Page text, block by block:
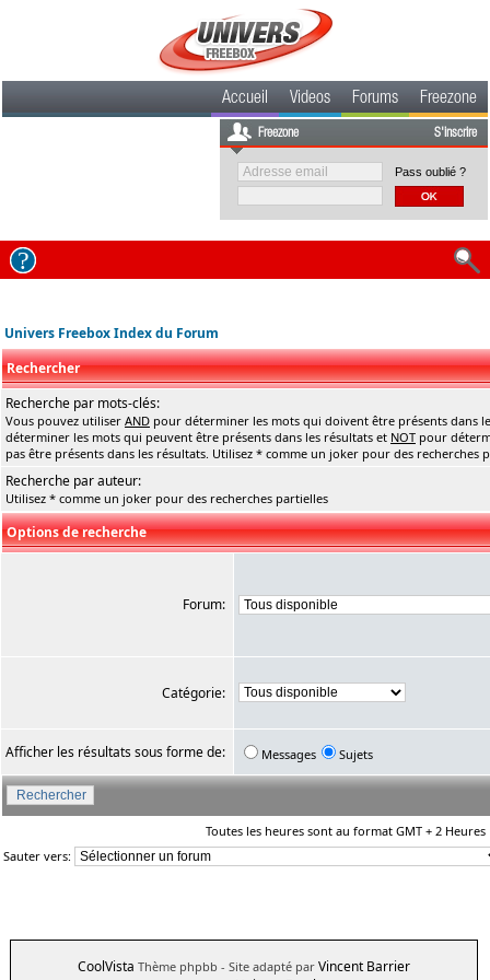
Accueil Videos Forums Freezone
Freezone S'inscrire
Pass oublié ?
Univers Freebox Index du Forum
Rechercher
Recherche par mots-clés:
Vous pouvez utiliser AND pour déterminer les mots qui doivent être présents dans
déterminer les mots qui peuvent être présents dans les résultats et NOT pour
pas être présents dans les résultats. Utilisez * comme un joker pour des recherches
Recherche par auteur:
Utilisez * comme un joker pour des recherches partielles
Options de recherche
Forum:
Catégorie:
Afficher les résultats sous forme de: Messages Sujets
Toutes les heures sont au format GMT + 2 Heures
Sauter vers:
CoolVista Thème phpbb - Site adapté par Vincent Barrier